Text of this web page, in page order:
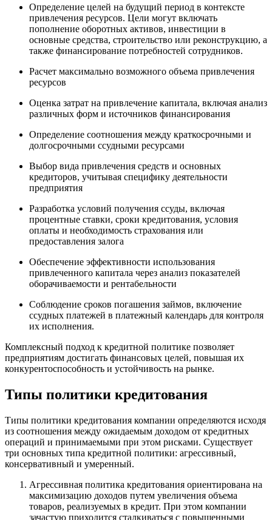
Определение целей на будущий период в контексте
привлечения ресурсов. Цели могут включать
пополнение оборотных активов, инвестиции в
основные средства, строительство или реконструкцию, а
также финансирование потребностей сотрудников.
Расчет максимально возможного объема привлечения
ресурсов
Оценка затрат на привлечение капитала, включая анализ
различных форм и источников финансирования
Определение соотношения между краткосрочными и
долгосрочными ссудными ресурсами
Выбор вида привлечения средств и основных
кредиторов, учитывая специфику деятельности
предприятия
Разработка условий получения ссуды, включая
процентные ставки, сроки кредитования, условия
оплаты и необходимость страхования или
предоставления залога
Обеспечение эффективности использования
привлеченного капитала через анализ показателей
оборачиваемости и рентабельности
Соблюдение сроков погашения займов, включение
ссудных платежей в платежный календарь для контроля
их исполнения.
Комплексный подход к кредитной политике позволяет
предприятиям достигать финансовых целей, повышая их
конкурентоспособность и устойчивость на рынке.
Типы политики кредитования
Типы политики кредитования компании определяются исходя
из соотношения между ожидаемым доходом от кредитных
операций и принимаемыми при этом рисками. Существует
три основных типа кредитной политики: агрессивный,
консервативный и умеренный.
Агрессивная политика кредитования ориентирована на
максимизацию доходов путем увеличения объема
товаров, реализуемых в кредит. При этом компании
зачастую приходится сталкиваться с повышенными